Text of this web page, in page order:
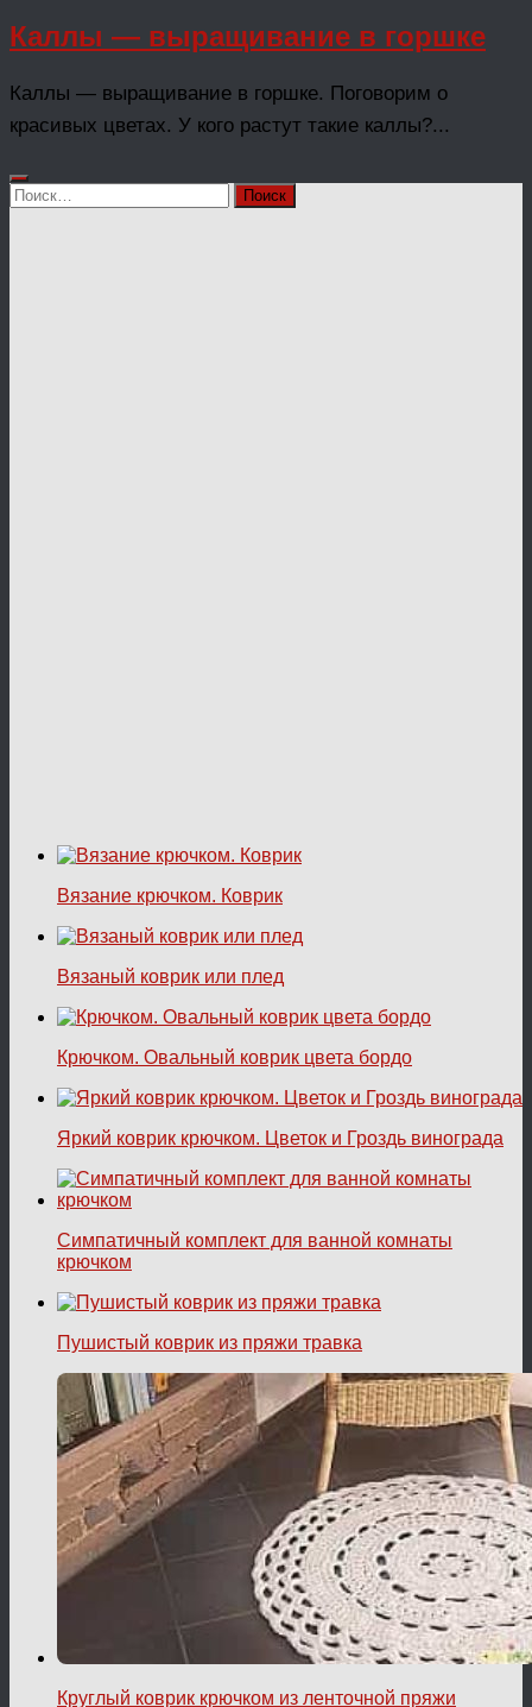
Каллы — выращивание в горшке
Каллы — выращивание в горшке. Поговорим о
красивых цветах. У кого растут такие каллы?...
Найти:
Вязание крючком. Коврик
Вязаный коврик или плед
Крючком. Овальный коврик цвета бордо
Яркий коврик крючком. Цветок и Гроздь винограда
Симпатичный комплект для ванной комнаты
крючком
Пушистый коврик из пряжи травка
Круглый коврик крючком из ленточной пряжи